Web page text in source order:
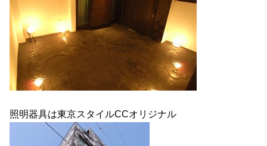
照明器具は東京スタイルCCオリジナル